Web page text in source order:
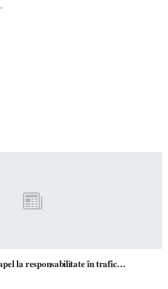
Polițiștii sătmăreni fac apel la responsabilitate în trafic…